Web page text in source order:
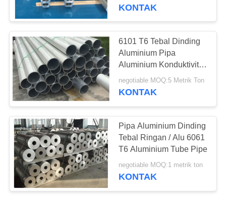
Plat aluminium
sheet
Lembar Aluminium
Pesawat
13
KONTAK
6101 T6 Tebal Dinding
Aluminium Pipa
Aluminium Konduktivitas
Listrik Tinggi Pipa Bulat
negotiable MOQ:5 Metrik Ton
KONTAK
Pipa Aluminium Dinding
Tebal Ringan / Alu 6061
T6 Aluminium Tube Pipe
negotiable MOQ:1 metrik ton
KONTAK